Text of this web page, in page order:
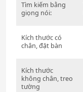
Tìm kiếm bằng
giọng nói:
Kích thước có
chân, đặt bàn
Kích thước
không chân, treo
tường